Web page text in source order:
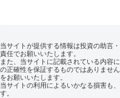
当サイトが提供する情報は投資の助言
責任でお願いいたします。
また、当サイトに記載されている内容
の正確性を保証するものではありませ
をお願いいたします。
当サイトの利用によるいかなる損害も
す。